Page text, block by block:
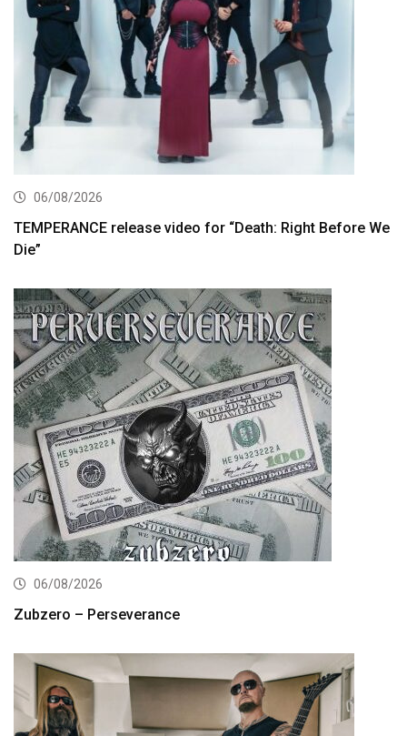
06/08/2026
TEMPERANCE release video for “Death: Right Before We
Die”
06/08/2026
Zubzero – Perseverance